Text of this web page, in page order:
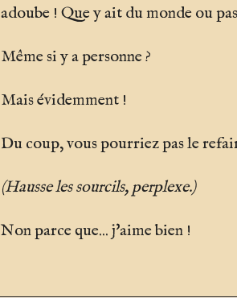
adoube ! Que y ait du monde ou
Même si y a personne ?
Mais évidemment !
Du coup, vous pourriez pas le
(Hausse les sourcils, perplexe.)
Non parce que... j'aime bien !